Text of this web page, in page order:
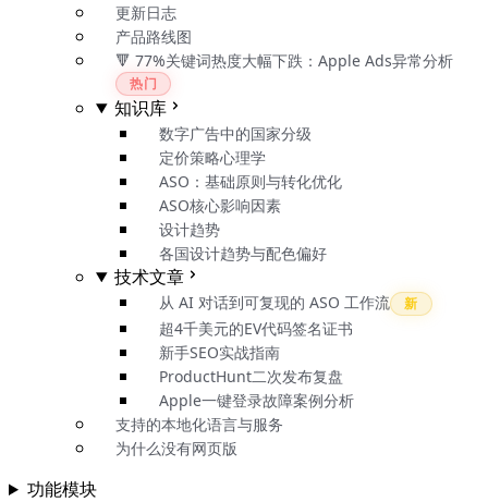
更新日志
产品路线图
🔻 77%关键词热度大幅下跌：Apple Ads异常分析
热门
知识库
数字广告中的国家分级
定价策略心理学
ASO：基础原则与转化优化
ASO核心影响因素
设计趋势
各国设计趋势与配色偏好
技术文章
从 AI 对话到可复现的 ASO 工作流 新
超4千美元的EV代码签名证书
新手SEO实战指南
ProductHunt二次发布复盘
Apple一键登录故障案例分析
支持的本地化语言与服务
为什么没有网页版
功能模块